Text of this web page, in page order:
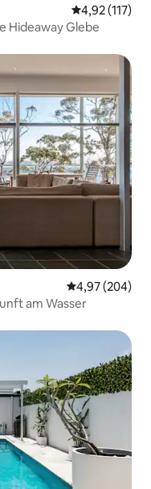
4,92 (117)
Hideaway Glebe
4,97 (204)
am Wasser